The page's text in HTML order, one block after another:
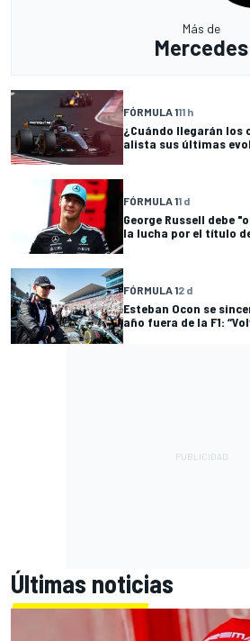
Más de
Mercedes
FÓRMULA 111 h
¿Cuándo llegarán los
alista sus últimas
FÓRMULA 11 d
George Russell debe
la lucha por el título
FÓRMULA 12 d
Esteban Ocon se
año fuera de la F1:
Últimas noticias